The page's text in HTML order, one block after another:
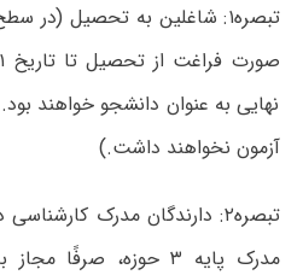
تبصره۱: شاغلین به تحصیل (در
نهایی به عنوان دانشجو خواهند
آزمون نخواهند داشت.)
تبصره۲: دارندگان مدرک
مدرک پایه ۳ حوزه،